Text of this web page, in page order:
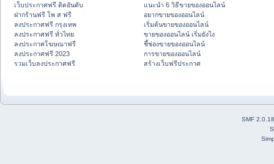
เว็บประกาศฟรี ติดอันดับ
ฝากร้านฟรี โพ ส ฟรี
ลงประกาศฟรี กรุงเทพ
ลงประกาศฟรี ทั่วไทย
ลงประกาศโฆษณาฟรี
ลงประกาศฟรี 2023
รวมเว็บลงประกาศฟรี
แนะนำ 6 วิธีขายของออนไลน์
อยากขายของออนไลน์
เริ่มต้นขายของออนไลน์
ขายของออนไลน์ เริ่มยังไง
ชี้ช่องขายของออนไลน์
การขายของออนไลน์
สร้างเว็บฟรีประกาศ
SMF 2.0.18